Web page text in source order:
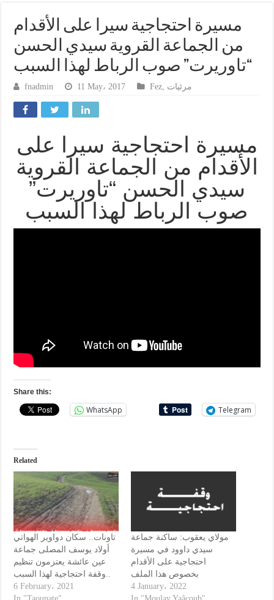
مسيرة احتجاجية سيرا على الأقدام
من الجماعة القروية سيدي الحسن
“تاوريرت” صوب الرباط لهذا السبب
fnadmin 11 May، 2017 Fez مرئيات
مسيرة احتجاجية سيرا على
الأقدام من الجماعة القروية
سيدي الحسن “تاوريرت”
صوب الرباط لهذا السبب
Share this:
WhatsApp Telegram
Related
تاونات.. سكان دواوير الهواتي
أولاد يوسف المصلى جماعة
عين عائشة يعتزمون تنظيم
وقفة احتجاجية لهذا السبب..
6 February، 2021
مولاي يعقوب: ساكنة جماعة
سيدي داوود في مسيرة
احتجاجية على الأقدام
بخصوص هذا الملف
4 January، 2022